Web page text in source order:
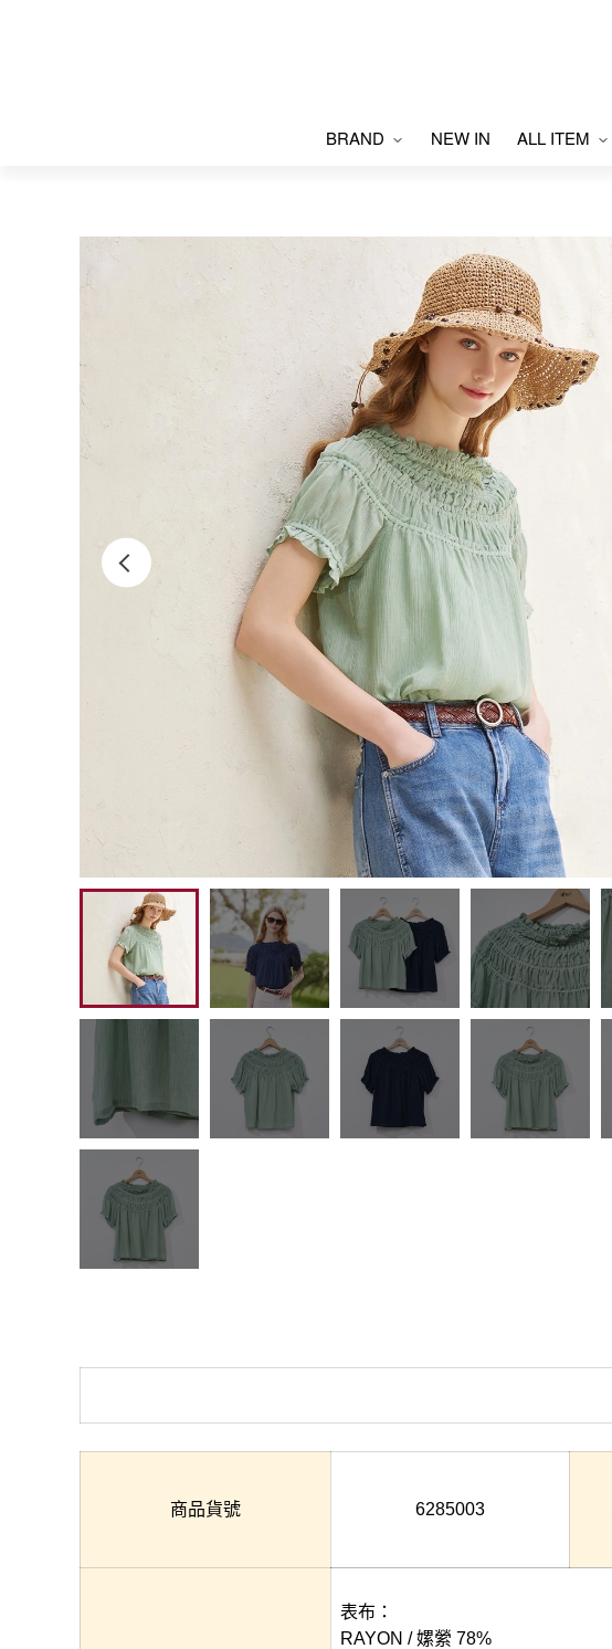
BRAND NEW IN ALL ITEM
商品貨號 6285003
表布：
RAYON / 嫘縈 78%